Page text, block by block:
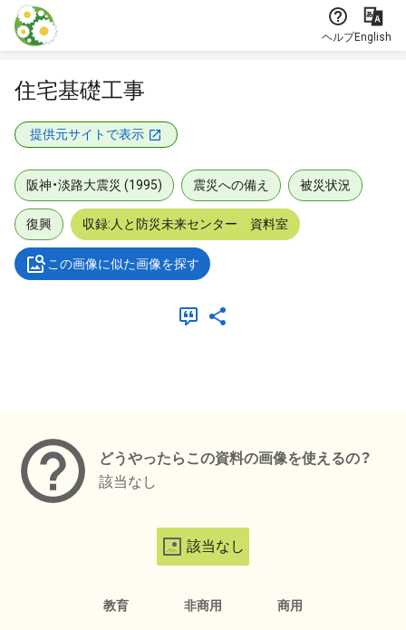
本文に飛ぶ
ヘルプEnglish
住宅基礎工事
提供元サイトで表示
阪神・淡路大震災 (1995) 震災への備え 被災状況
復興 収録:人と防災未来センター 資料室
この画像に似た画像を探す
どうやったらこの資料の画像を使えるの？
該当なし
該当なし
教育 非商用 商用